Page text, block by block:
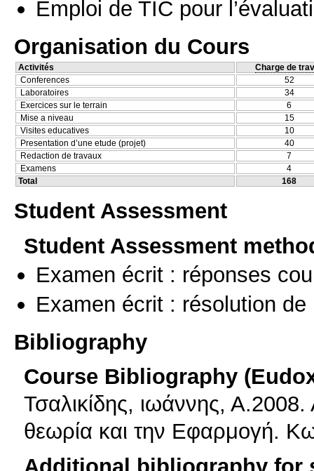
Emploi de TIC pour
Organisation du Cours
Activités
Charge de
Conferences
52
Laboratoires
34
Exercices sur le terrain
6
Mise a niveau
15
Visites educatives
10
Presentation d’une etude (projet)
40
Redaction de travaux
7
Examens
4
Total
168
Student Assessment
Student Assessment
Examen écrit : réponses
Examen écrit : résolution de
Bibliography
Course Bibliography
Τσαλικίδης, ιωάννης, Α.2008.
θεωρία και την Εφαρμογή.